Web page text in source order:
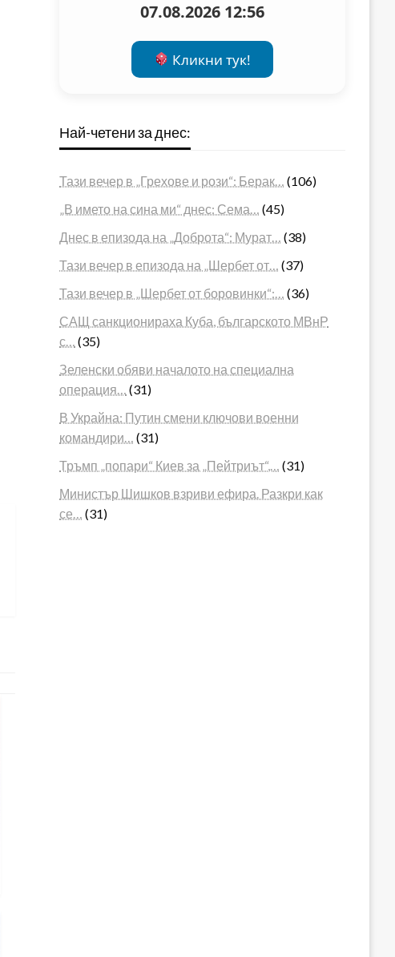
07.08.2026 12:56
Кликни тук!
Най-четени за днес:
Тази вечер в „Грехове и рози“: Берак…
(106)
„В името на сина ми“ днес: Сема…
(45)
Днес в епизода на „Доброта“: Мурат…
(38)
Тази вечер в епизода на „Шербет от…
(37)
Тази вечер в „Шербет от боровинки“:…
(36)
САЩ санкционираха Куба, българското МВнР
с…
(35)
Зеленски обяви началото на специална
операция…
(31)
В Украйна: Путин смени ключови военни
командири…
(31)
Тръмп „попари“ Киев за „Пейтриът“,…
(31)
Министър Шишков взриви ефира. Разкри как
се…
(31)